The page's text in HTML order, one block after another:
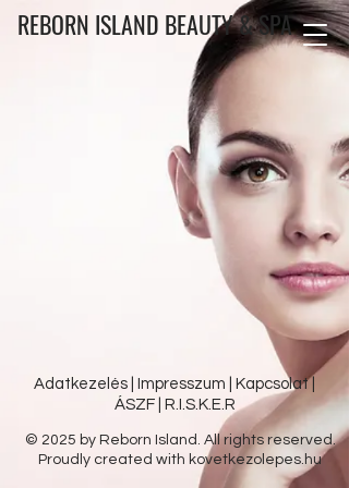
REBORN ISLAND BEAUTY & SPA
Adatkezelés Impresszum Kapcsolat|
ÁSZF| R.I.S.K.E.R
© 2025 by Reborn Island. All rightsreserved.
Proudly created with kovetkezolepes.hu